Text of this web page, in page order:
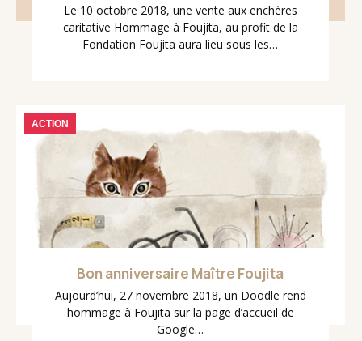
Le 10 octobre 2018, une vente aux enchères
caritative Hommage à Foujita, au profit de la
Fondation Foujita aura lieu sous les…
ACTION
Bon anniversaire Maître Foujita
Aujourd’hui, 27 novembre 2018, un Doodle rend
hommage à Foujita sur la page d’accueil de
Google…